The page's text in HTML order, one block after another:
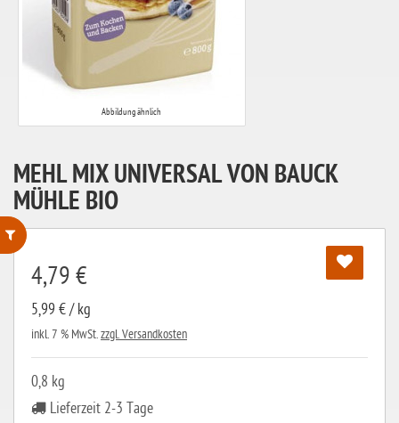
ohne Weizenstärke
laktosefrei
ohne Hefe
ohne Ei
ohne Soja
Abbildung ähnlich
MEHL MIX UNIVERSAL VON BAUCK
MÜHLE BIO
4,79 €
5,99 € / kg
inkl. 7 % MwSt.zzgl. Versandkosten
0,8 kg
Lieferzeit 2-3 Tage